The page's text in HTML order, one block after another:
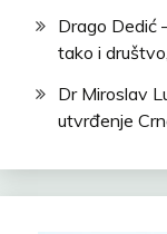
Drago Dedić
tako i
Dr Miroslav
utvrđenje